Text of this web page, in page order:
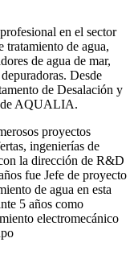
en el sector
tratamiento de agua,
de agua de mar,
Desde
de Desalación y
de AQUALIA.
proyectos
ingenierías de
la dirección de R&D
fue Jefe de proyecto
de agua en esta
5 años como
electromecánico